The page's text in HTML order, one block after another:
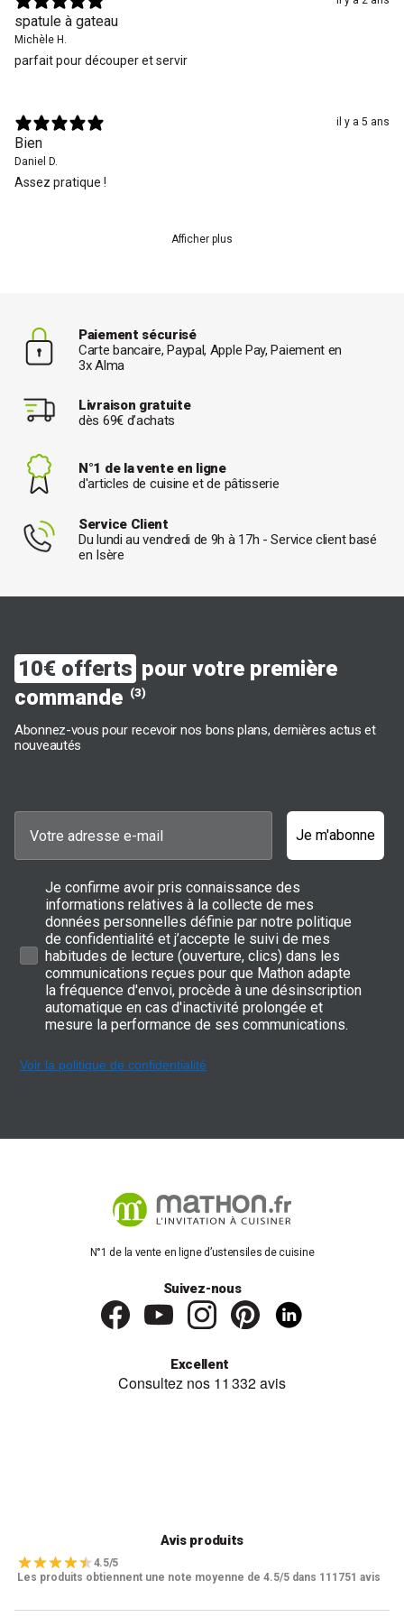
spatule à gateau
Michèle H.
parfait pour découper et servir
il y a 5 ans
Bien
Daniel D.
Assez pratique !
Afficher plus
Paiement sécurisé
Carte bancaire, Paypal, Apple Pay, Paiement en
3x Alma
Livraison gratuite
dès 69€ d’achats
N°1 de la vente en ligne
d'articles de cuisine et de pâtisserie
Service Client
Du lundi au vendredi de 9h à 17h - Service client basé
en Isère
10€ offerts pour votre première
commande (3)
Abonnez-vous pour recevoir nos bons plans, dernières actus et
nouveautés
Je m'abonne
Je confirme avoir pris connaissance des
informations relatives à la collecte de mes
données personnelles définie par notre politique
de confidentialité et j’accepte le suivi de mes
habitudes de lecture (ouverture, clics) dans les
communications reçues pour que Mathon adapte
la fréquence d'envoi, procède à une désinscription
automatique en cas d'inactivité prolongée et
mesure la performance de ses communications.
Voir la politique de confidentialité
N°1 de la vente en ligne d’ustensiles de cuisine
Suivez-nous
Excellent
Avis produits
4.5/5
Les produits obtiennent une note moyenne de 4.5/5 dans 111751 avis